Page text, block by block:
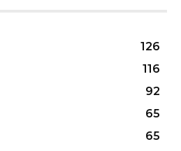
126
116
92
65
65